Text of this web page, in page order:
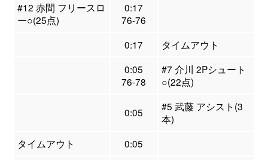
#12 赤間 フリースロ
ー○(25点)
0:17
76-76
0:17
タイムアウト
0:05
76-78
#7 介川 2Pシュート
○(22点)
0:05
#5 武藤 アシスト(3
本)
タイムアウト
0:05